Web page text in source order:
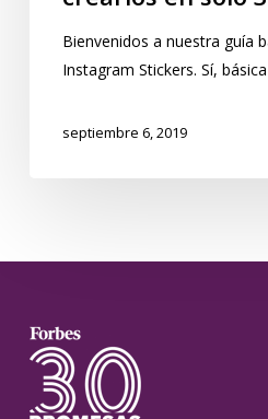
Bienvenidos a nuestra guía
Instagram Stickers. Sí,
septiembre 6, 2019